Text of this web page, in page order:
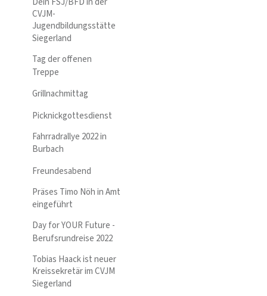
CVJM-
Jugendbildungsstätte
Siegerland
Tag der offenen
Treppe
Grillnachmittag
Picknickgottesdienst
Fahrradrallye 2022 in
Burbach
Freundesabend
Präses Timo Nöh in Amt
eingeführt
Day for YOUR Future -
Berufsrundreise 2022
Tobias Haack ist neuer
Kreissekretär im CVJM
Siegerland